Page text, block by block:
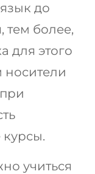
до
тем более,
для этого
учиться